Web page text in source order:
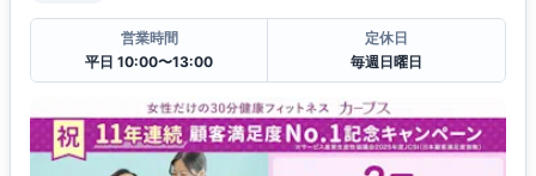
営業時間
平日 10:00〜13:00
定休日
毎週日曜日